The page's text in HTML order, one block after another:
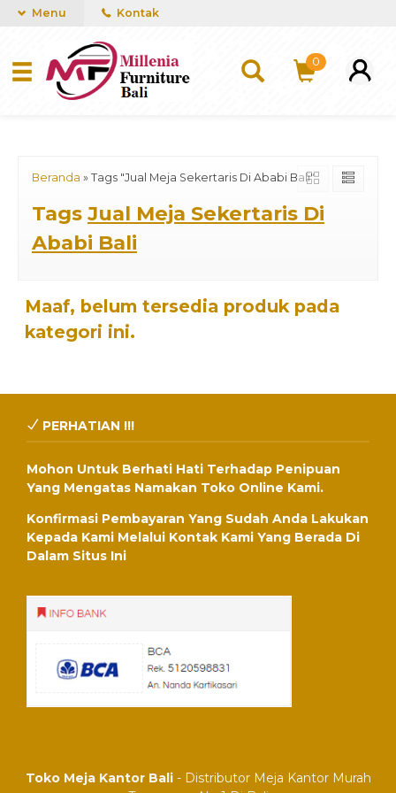
mUCn7CwGawCVTvwq7a99f4AgACOVgZvYEW65FFSDBf0
Menu Kontak
0
Beranda » Tags "Jual Meja Sekertaris Di Ababi Bali"
Tags Jual Meja Sekertaris Di
Ababi Bali
Maaf, belum tersedia produk pada
kategori ini.
PERHATIAN !!!
Mohon Untuk Berhati Hati Terhadap Penipuan
Yang Mengatas Namakan Toko Online Kami.
Konfirmasi Pembayaran Yang Sudah Anda Lakukan
Kepada Kami Melalui Kontak Kami Yang Berada Di
Dalam Situs Ini
Toko Meja Kantor Bali- Distributor Meja Kantor Murah